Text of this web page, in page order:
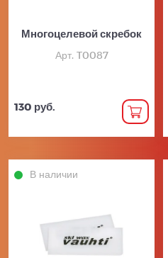
Многоцелевой скребок
Арт. T0087
130 руб.
В наличии